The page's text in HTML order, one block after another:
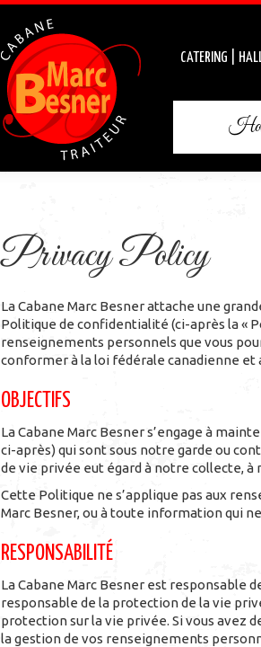
CATERING |
Privacy Policy
La Cabane Marc Besner attache une
Politique de confidentialité (ci-après la «
renseignements personnels que vous
conformer à la loi fédérale canadienne
OBJECTIFS
La Cabane Marc Besner s’engage à
ci-après) qui sont sous notre garde ou
de vie privée eut égard à notre collecte,
Cette Politique ne s’applique pas aux
Marc Besner, ou à toute information qui
RESPONSABILITÉ
La Cabane Marc Besner est responsable
responsable de la protection de la vie
protection sur la vie privée. Si vous avez
la gestion de vos renseignements